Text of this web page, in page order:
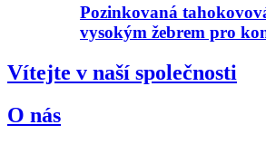
Pozinkovaná
vysokým žebrem pro
Vítejte v naší společnosti
O nás